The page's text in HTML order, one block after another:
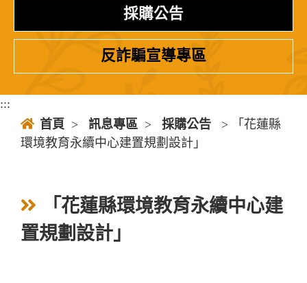
採購公告
反詐騙宣導專區
:::
首頁 > 訊息專區 > 採購公告
> 「花蓮縣
環境教育永續中心建置規劃設計」
「花蓮縣環境教育永續中心建
置規劃設計」